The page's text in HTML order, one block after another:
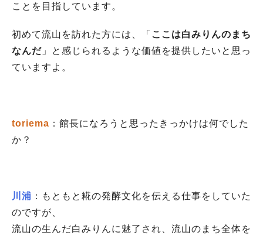
ことを目指しています。
初めて流山を訪れた方には、「 ここは白みりんのまち
なんだ 」と感じられるような価値を提供したいと思っ
ていますよ。
toriema ：館長になろうと思ったきっかけは何でした
か？
川浦 ：
もともと糀の発酵文化を伝える仕事をしていた
のですが、
流山の生んだ白みりんに魅了され、流山のまち全体を